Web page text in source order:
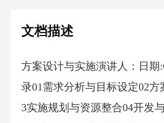
文档描述
方案设计与实施演讲人：日期
录01需求分析与目标设定02
3实施规划与资源整合04开发